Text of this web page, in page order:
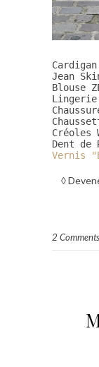
Cardigan
Jean
Blouse
Créoles
Dent de
Vernis
◊
2 Comments